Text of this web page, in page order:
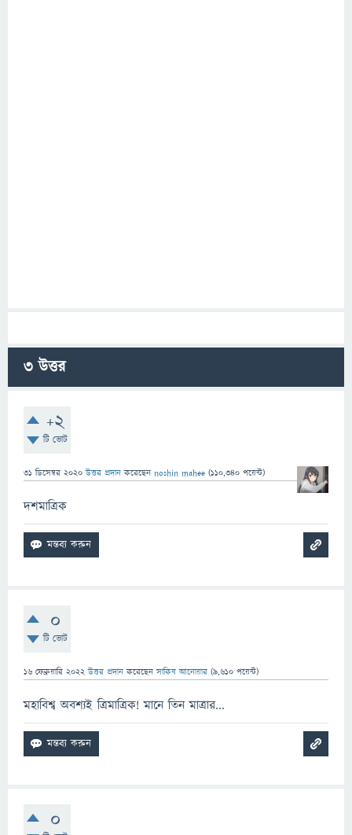
3উত্তর
+2
টি ভোট
31 ডিসেম্বর 2020 উত্তর প্রদান করেছেন noshin mahee (110,340 পয়েন্ট)
দশমাত্রিক
0
টি ভোট
16 ফেব্রুয়ারি 2022 উত্তর প্রদান করেছেনসাকিব আনোয়ার (9,610 পয়েন্ট)
মহাবিশ্ব অবশ্যই ত্রিমাত্রিক! মানে তিন মাত্রার...
0